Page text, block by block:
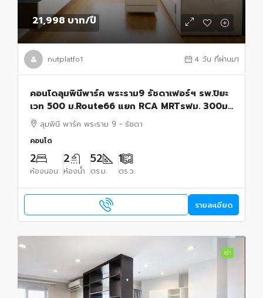
21,998 บาท/ปี
nutplatfo1 4 วัน ที่ผ่านมา
คอนโดลุมพินีพาร์ค พระราม9 รัชดาเฟอร์ฯ รพ.ปิยะ
เวท 500 ม.Route66 แยก RCA MRTรฟม. 300ม.
52 ตร.ม. 2นอน 2น้ำ อาคาร A ชั้น 20 วิวทิศตะวัน
ออก
ลุมพินี พาร์ค พระราม 9 - รัชดา
คอนโด
2
ห้องนอน
2
ห้องน้ำ
52
ตร.ม.
1
ตร.ว.
รายละเอียด
เช่า